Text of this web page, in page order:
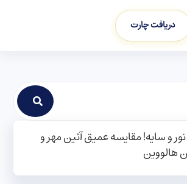
دریافت چارت
و سایه! مقایسه عمیق آئین مهر و